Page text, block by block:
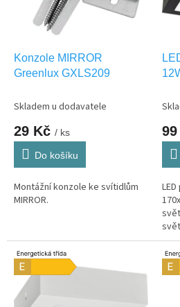
Konzole MIRROR
Greenlux GXLS209
Skladem u dodavatele
29 Kč / ks
Do košíku
Montážní konzole ke svítidlům
MIRROR.